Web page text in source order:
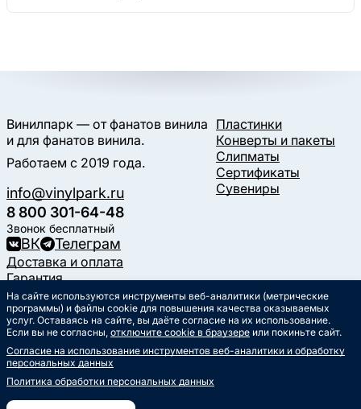
Винилпарк — от фанатов винила
и для фанатов винила.
Работаем с 2019 года.
info@vinylpark.ru
8 800 301-64-48
Звонок бесплатный
ВК Телеграм
Пластинки
Конверты и пакеты
Слипматы
Сертификаты
Сувениры
Доставка и оплата
Гарантия
Контакты
Статьи
Музыкальный календарь
Публичная оферта
Политика обработки
Согласие на обработкуперсональных данных
На сайте используются инструменты веб-аналитики (метрические
программы) и файлы cookie для повышения качества оказываемых
услуг. Оставаясь на сайте, вы даёте согласие на их использование.
Если вы не согласны, отключите cookie в браузере или покиньте сайт.
Согласие на использование инструментов веб-аналитики и обработку
персональных данных
Политика обработки персональных данных